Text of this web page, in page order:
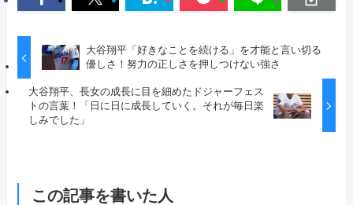
大谷翔平「好きなことを続ける」を才能と言い切る
優しさ！努力の正しさを押しつけない強さ
大谷翔平、長女の成長に目を細めたドジャーフェス
トの言葉！「日に日に成長していく。それが毎日楽
しみでした」
この記事を書いた人